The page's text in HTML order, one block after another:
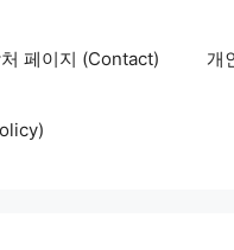
페이지 (Contact) 개